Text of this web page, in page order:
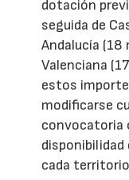
dotación
seguida de
Andalucía (18
Valenciana
estos
modificarse
convocatoria
disponibilidad
cada